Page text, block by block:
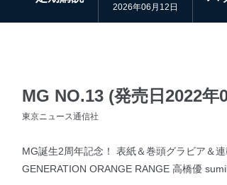
2026年06月12日
MG NO.13 (発売日2022年
東京ニュース通信社
MG誕生2周年記念！ 表紙＆巻頭グラビア＆
GENERATION ORANGE RANGE 高橋優